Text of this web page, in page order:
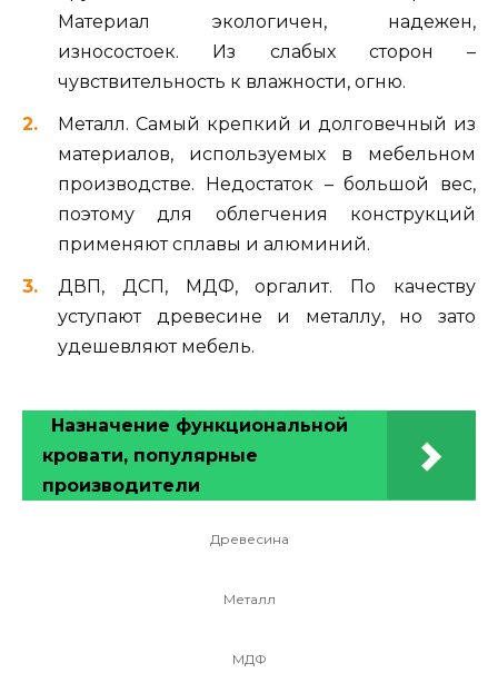
Материал экологичен, надежен,
износостоек. Из слабых сторон –
чувствительность к влажности, огню.
Металл. Самый крепкий и долговечный из
материалов, используемых в мебельном
производстве. Недостаток – большой вес,
поэтому для облегчения конструкций
применяют сплавы и алюминий.
ДВП, ДСП, МДФ, оргалит. По качеству
уступают древесине и металлу, но зато
удешевляют мебель.
Назначение функциональной
кровати, популярные
производители
Древесина
Металл
МДФ